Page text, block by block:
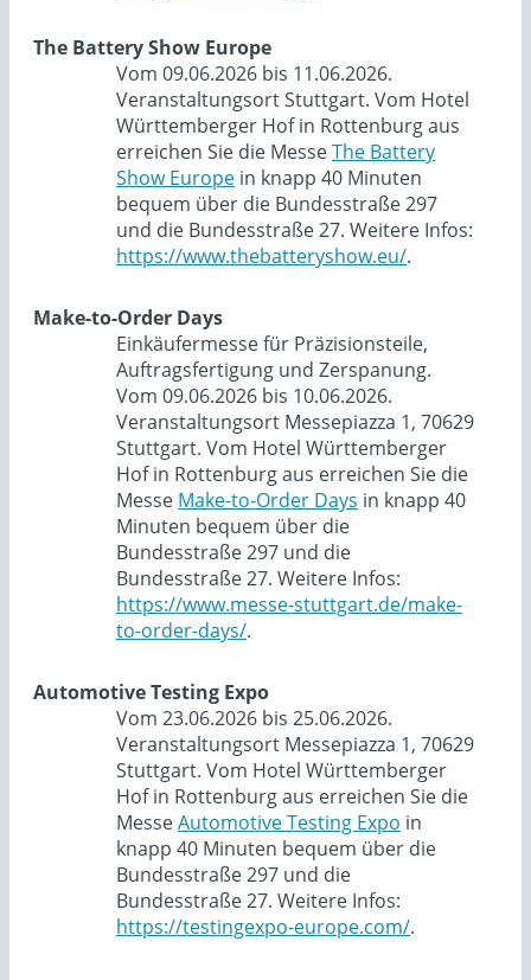
The Battery Show Europe
Vom 09.06.2026 bis 11.06.2026.
Veranstaltungsort Stuttgart. Vom Hotel
Württemberger Hof in Rottenburg aus
erreichen Sie die MesseThe Battery
Show Europe in knapp 40 Minuten
bequem über die Bundesstraße 297
und die Bundesstraße 27. Weitere Infos:
https://www.thebatteryshow.eu/.
Make-to-Order Days
Einkäufermesse für Präzisionsteile,
Auftragsfertigung und Zerspanung.
Vom 09.06.2026 bis 10.06.2026.
Veranstaltungsort Messepiazza 1, 70629
Stuttgart. Vom Hotel Württemberger
Hof in Rottenburg aus erreichen Sie die
Messe Make-to-Order Days in knapp 40
Minuten bequem über die
Bundesstraße 297 und die
Bundesstraße 27. Weitere Infos:
https://www.messe-stuttgart.de/make-
to-order-days/.
Automotive Testing Expo
Vom 23.06.2026 bis 25.06.2026.
Veranstaltungsort Messepiazza 1, 70629
Stuttgart. Vom Hotel Württemberger
Hof in Rottenburg aus erreichen Sie die
MesseAutomotive Testing Expo in
knapp 40 Minuten bequem über die
Bundesstraße 297 und die
Bundesstraße 27. Weitere Infos:
https://testingexpo-europe.com/.